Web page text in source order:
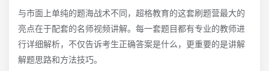
与市面上单纯的题海战术不同，超格教育的这套刷题营最大的
亮点在于配套的名师视频讲解。每一套题目都有专业的教师进
行详细解析，不仅告诉考生正确答案是什么，更重要的是讲解
解题思路和方法技巧。